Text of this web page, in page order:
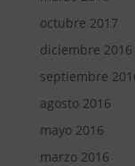
octubre 2017
diciembre 2016
septiembre
agosto 2016
mayo 2016
marzo 2016